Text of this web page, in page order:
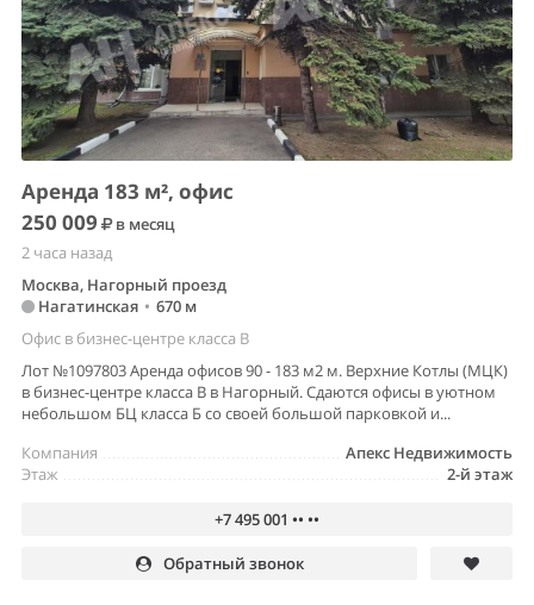
Аренда 183 м², офис
250 009
в месяц
2 часа назад
Москва, Нагорный проезд
Нагатинская • 670 м
Офис в бизнес-центре класса B
Лот №1097803 Аренда офисов 90 - 183 м2 м. Верхние Котлы (МЦК)
в бизнес-центре класса В в Нагорный. Сдаются офисы в уютном
небольшом БЦ класса Б со своей большой парковкой и...
Апекс Недвижимость
Компания
2-й этаж
Этаж
+7 495 001 •• ••
Обратный звонок